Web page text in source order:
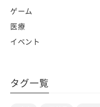
ゲーム
医療
イベント
タグ一覧